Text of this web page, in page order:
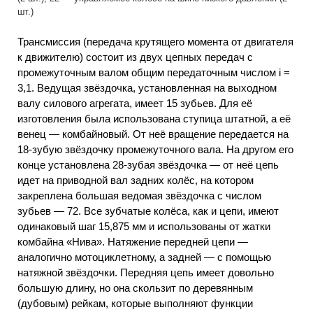
шт.)
Трансмиссия (передача крутящего момента от двигателя
к движителю) состоит из двух цепных передач с
промежуточным валом общим передаточным числом і =
3,1. Ведущая звёздочка, установленная на выходном
валу силового агрегата, имеет 15 зубьев. Для её
изготовления была использована ступица штатной, а её
венец — комбайновый. От неё вращение передается на
18-зубую звёздочку промежуточного вала. На другом его
конце установлена 28-зубая звёздочка — от неё цепь
идет на приводной вал задних колёс, на котором
закреплена большая ведомая звёздочка с числом
зубьев — 72. Все зубчатые колёса, как и цепи, имеют
одинаковый шаг 15,875 мм и использованы от жатки
комбайна «Нива». Натяжение передней цепи —
аналогично мотоциклетному, а задней — с помощью
натяжной звёздочки. Передняя цепь имеет довольно
большую длину, но она скользит по деревянным
(дубовым) рейкам, которые выполняют функции